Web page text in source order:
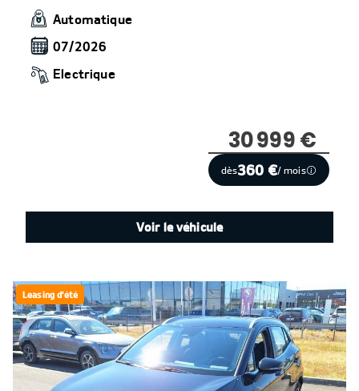
Automatique
07/2026
Electrique
30 999 €
dès360 €/ mois
Voir le véhicule
Leasing d'été